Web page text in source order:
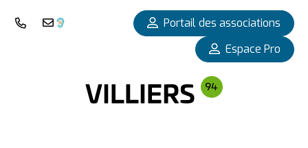
Nous téléphoner
Nous contacter
Portail des associations
Espace Pro